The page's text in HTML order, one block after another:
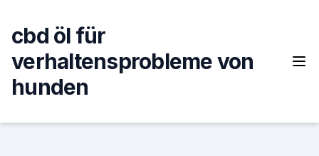
content
cbd öl für
verhaltensprobleme von
hunden